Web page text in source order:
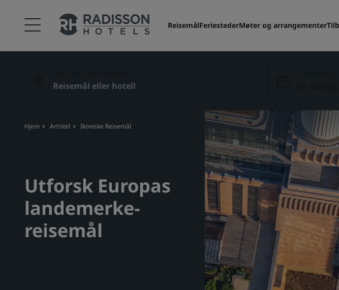
ReisemålFeriestederMøter og arrangementer
Hjem Art'otel Ikoniske Reisemål
Utforsk Europas
landemerke-
reisemål